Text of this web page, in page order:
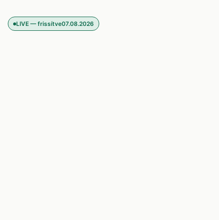
LIVE — frissítve07.08.2026